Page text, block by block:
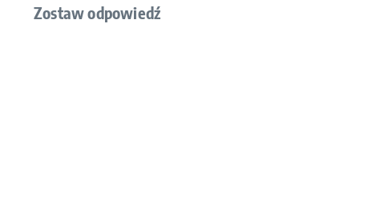
Zostaw odpowiedź